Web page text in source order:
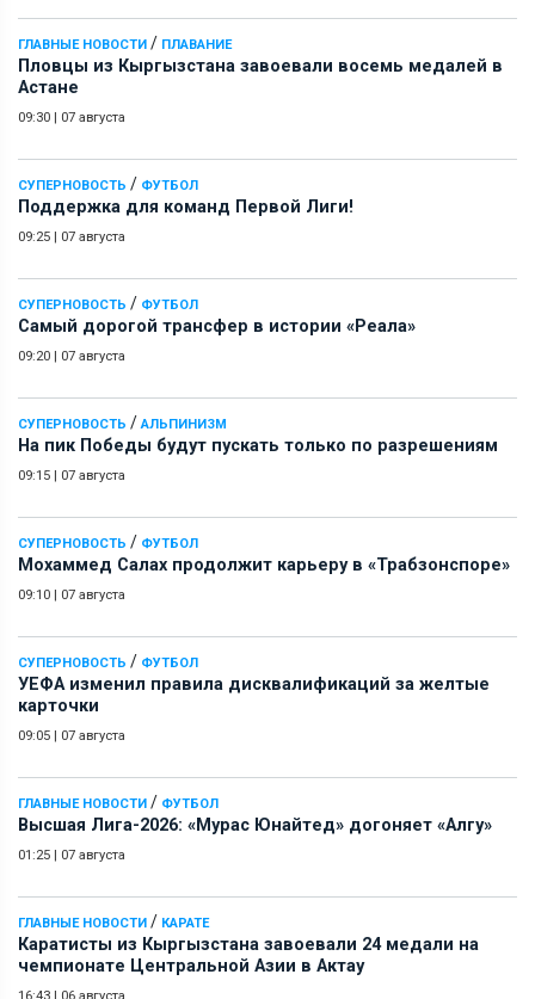
ГЛАВНЫЕ НОВОСТИ / ПЛАВАНИЕ
Пловцы из Кыргызстана завоевали восемь медалей в
Астане
09:30 | 07 августа
СУПЕРНОВОСТЬ / ФУТБОЛ
Поддержка для команд Первой Лиги!
09:25 | 07 августа
СУПЕРНОВОСТЬ / ФУТБОЛ
Самый дорогой трансфер в истории «Реала»
09:20 | 07 августа
СУПЕРНОВОСТЬ / АЛЬПИНИЗМ
На пик Победы будут пускать только по разрешениям
09:15 | 07 августа
СУПЕРНОВОСТЬ / ФУТБОЛ
Мохаммед Салах продолжит карьеру в «Трабзонспоре»
09:10 | 07 августа
СУПЕРНОВОСТЬ / ФУТБОЛ
УЕФА изменил правила дисквалификаций за желтые
карточки
09:05 | 07 августа
ГЛАВНЫЕ НОВОСТИ / ФУТБОЛ
Высшая Лига-2026: «Мурас Юнайтед» догоняет «Алгу»
01:25 | 07 августа
ГЛАВНЫЕ НОВОСТИ / КАРАТЕ
Каратисты из Кыргызстана завоевали 24 медали на
чемпионате Центральной Азии в Актау
16:43 | 06 августа